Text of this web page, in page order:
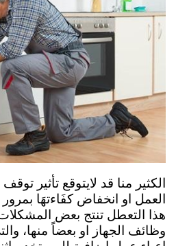
الكثير منا قد لايتوقع تأثير
العمل او انخفاض كفَاءتهَا
هذا التعطل تنتج بعض
وظائف الجهاز او بعضاً منها،